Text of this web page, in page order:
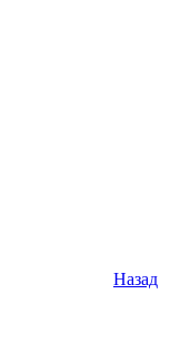
Назад